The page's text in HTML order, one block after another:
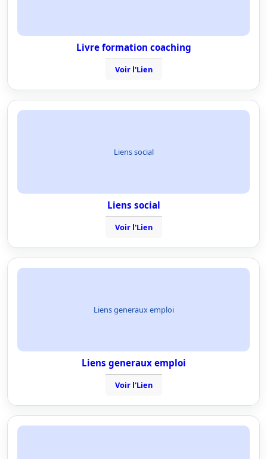
Livre formation coaching
Voir l'Lien
Liens social
Liens social
Voir l'Lien
Liens generaux emploi
Liens generaux emploi
Voir l'Lien